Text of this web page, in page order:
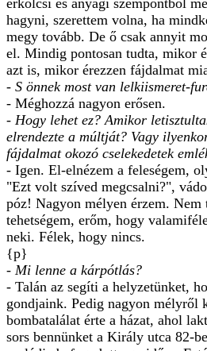
hagyni, szerettem volna, ha
megy tovább. De ő csak annyit
el. Mindig pontosan tudta, mikor
azt is, mikor érezzen fájdalmat
- S önnek most van lelkiismeret-
- Méghozzá nagyon erősen.
- Hogy lehet ez? Amikor
elrendezte a múltját? Vagy
fájdalmat okozó cselekedetek
- Igen. El-elnézem a feleségem,
"Ezt volt szíved megcsalni?",
póz! Nagyon mélyen érzem. Nem
tehetségem, erőm, hogy
neki. Félek, hogy nincs.
{p}
- Mi lenne a kárpótlás?
- Talán az segíti a helyzetünket,
gondjaink. Pedig nagyon mélyről
bombatalálat érte a házat, ahol
sors bennünket a Király utca 82-